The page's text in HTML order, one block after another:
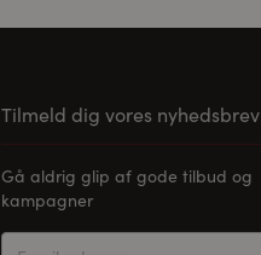
Tilmeld dig vores nyhedsbrev
Gå aldrig glip af gode tilbud og
kampagner